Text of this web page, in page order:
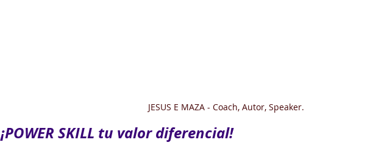
JESUS E MAZA - Coach, Autor, Speaker.
¡POWER SKILL tu valor diferencial!